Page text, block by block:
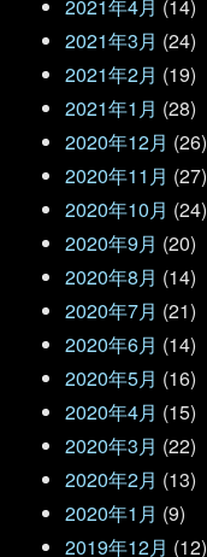
2021年4月 (14)
2021年3月 (24)
2021年2月 (19)
2021年1月 (28)
2020年12月 (26)
2020年11月 (27)
2020年10月 (24)
2020年9月 (20)
2020年8月 (14)
2020年7月 (21)
2020年6月 (14)
2020年5月 (16)
2020年4月 (15)
2020年3月 (22)
2020年2月 (13)
2020年1月 (9)
2019年12月 (12)